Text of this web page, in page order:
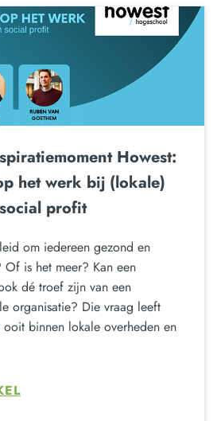
Howest:
het werk bij (lokale)
profit
om iedereen gezond en
is het meer? Kan een
dé troef zijn van een
organisatie? Die vraag leeft
ooit binnen lokale overheden en